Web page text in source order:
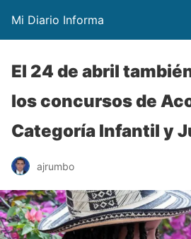
Mi Diario Informa
El 24 de abril
los concursos de
Categoría Infantil y
ajrumbo